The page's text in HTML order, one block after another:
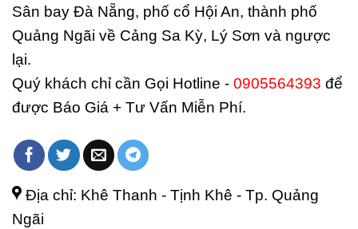
Sân bay Đà Nẵng, phố cổ Hội An, thành phố
Quảng Ngãi về Cảng Sa Kỳ, Lý Sơn và ngược
lại.
Quý khách chỉ cần Gọi Hotline - 0905564393 để
được Báo Giá + Tư Vấn Miễn Phí.
Địa chỉ: Khê Thanh - Tịnh Khê - Tp. Quảng
Ngãi